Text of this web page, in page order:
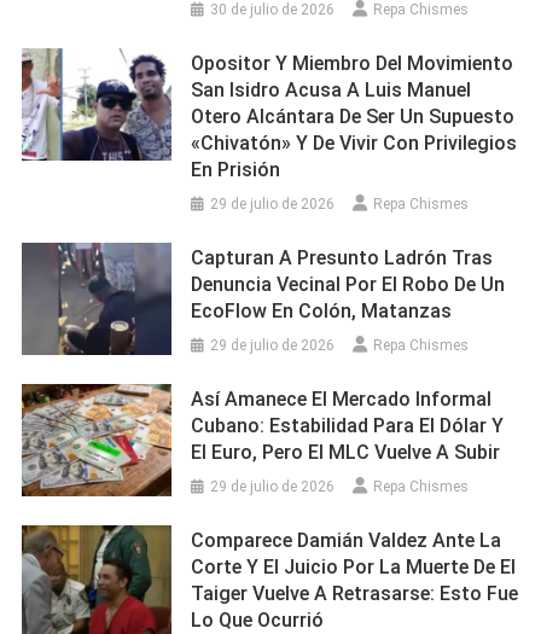
30 de julio de 2026 Repa Chismes
Opositor Y Miembro Del Movimiento
San Isidro Acusa A Luis Manuel
Otero Alcántara De Ser Un Supuesto
«chivatón» Y De Vivir Con Privilegios
En Prisión
29 de julio de 2026 Repa Chismes
Capturan A Presunto Ladrón Tras
Denuncia Vecinal Por El Robo De Un
EcoFlow En Colón, Matanzas
29 de julio de 2026 Repa Chismes
Así Amanece El Mercado Informal
Cubano: Estabilidad Para El Dólar Y
El Euro, Pero El MLC Vuelve A Subir
29 de julio de 2026 Repa Chismes
Comparece Damián Valdez Ante La
Corte Y El Juicio Por La Muerte De El
Taiger Vuelve A Retrasarse: Esto Fue
Lo Que Ocurrió